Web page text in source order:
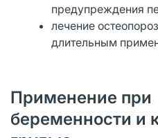
предупреждения
лечение
длительным
Применение при
беременности и